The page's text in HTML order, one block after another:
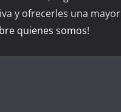
y ofrecerles una mayor
quienes somos!